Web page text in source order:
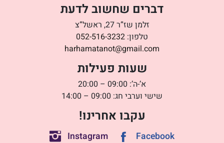
דברים שחשוב לדעת
זלמן שז”ר 27, ראשל”צ
טלפון: 052-516-3232
harhamatanot@gmail.com
שעות פעילות
א’-ה’: 09:00 – 20:00
שישי וערבי חג: 09:00 – 14:00
עקבו אחרינו!
Facebook
Instagram